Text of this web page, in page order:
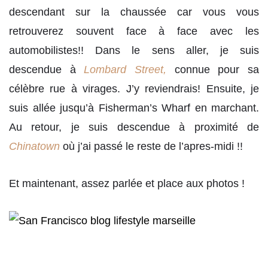
descendant sur la chaussée car vous vous
retrouverez souvent face à face avec les
automobilistes!! Dans le sens aller, je suis
descendue àLombard Street,
connue pour sa
célèbre rue à virages. J’y reviendrais! Ensuite, je
suis allée jusqu’à Fisherman’s Wharf en marchant.
Au retour, je suis descendue à proximité de
Chinatown où j’ai passé le reste de l’apres-midi !!
Et maintenant, assez parlée et place aux photos !